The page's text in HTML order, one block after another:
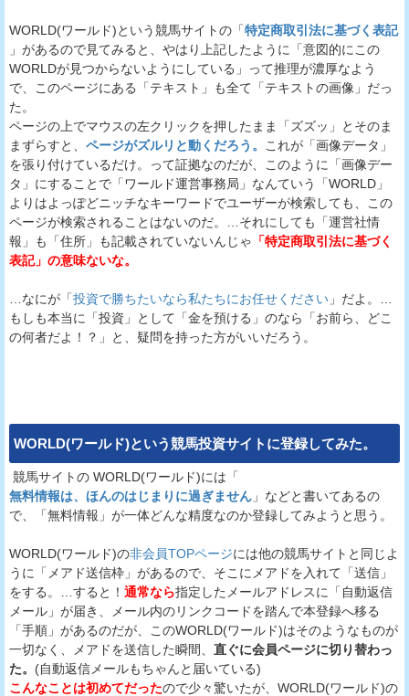
WORLD(ワールド)という競馬サイトの「特定商取引法に基づく表記
」があるので見てみると、やはり上記したように「意図的にこの
WORLDが見つからないようにしている」って推理が濃厚なよう
で、このページにある「テキスト」も全て「テキストの画像」だっ
た。
ページの上でマウスの左クリックを押したまま「ズズッ」とそのま
まずらすと、 ページがズルリと動くだろう。
これが「画像データ」
を張り付けているだけ。って証拠なのだが、このように「画像デー
タ」にすることで「ワールド運営事務局」なんていう「WORLD」
よりはよっぽどニッチなキーワードでユーザーが検索しても、この
ページが検索されることはないのだ。…それにしても「運営社情
報」も「住所」も記載されていないんじゃ 「特定商取引法に基づく
表記」の意味ないな。
…なにが「投資で勝ちたいなら私たちにお任せください 」だよ。…
もしも本当に「投資」として「金を預ける」のなら「お前ら、どこ
の何者だよ！？」と、疑問を持った方がいいだろう。
WORLD(ワールド)という競馬投資サイト に登録してみた。
競馬サイトの WORLD(ワールド)には「
無料情報は、ほんのはじまりに過ぎません 」などと書いてあるの
で、「無料情報」が一体どんな精度なのか登録してみようと思う。
WORLD(ワールド)の非会員TOPページには他の競馬サイトと同じよ
うに「メアド送信枠」があるので、そこにメアドを入れて「送信」
をする。…すると！ 通常なら指定したメールアドレスに「自動返信
メール」が届き、メール内のリンクコードを踏んで本登録へ移る
「手順」があるのだが、このWORLD(ワールド)はそのようなものが
一切なく、メアドを送信した瞬間、 直ぐに会員ページに切り替わっ
た。 (自動返信メールもちゃんと届いている)
こんなことは初めてだったので少々驚いたが、WORLD(ワールド)の